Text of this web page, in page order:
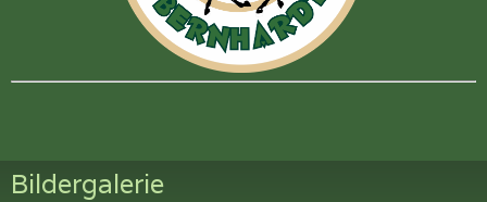
Bildergalerie